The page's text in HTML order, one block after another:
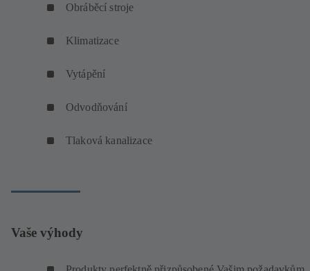
Obráběcí stroje
Klimatizace
Vytápění
Odvodňování
Tlaková kanalizace
Vaše výhody